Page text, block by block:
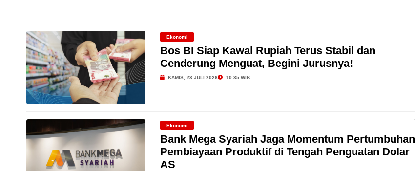
Business Hadirkan Solusi Kesehatan Karyawan yang Benar-Benar Terintegrasi
AdMedika Perkuat Clinical Governance Berbasis Data Lewat Sinergi MAB
Ekonomi
Bos BI Siap Kawal Rupiah Terus Stabil dan
Cenderung Menguat, Begini Jurusnya!
KAMIS, 23 JULI 2026 10:35 WIB
Ekonomi
Bank Mega Syariah Jaga Momentum Pertumbuhan
Pembiayaan Produktif di Tengah Penguatan Dolar
AS